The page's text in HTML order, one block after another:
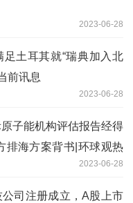
2023-06-28
土耳其就“瑞典加入北
前讯息
2023-06-28
子能机构评估报告经得
排海方案背书|环球观热
2023-06-28
司注册成立，A股上市